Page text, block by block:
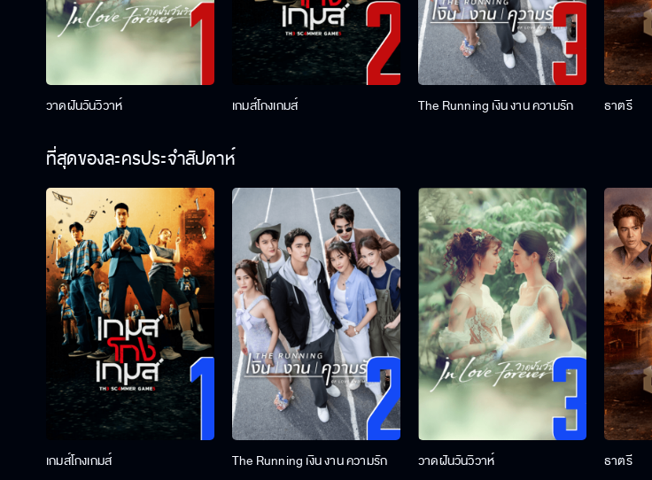
วาดฝันวันวิวาห์ เกมส์โกงเกมส์ The Running เงิน งาน ความรัก ธาตรี
ที่สุดของละครประจำสัปดาห์
เกมส์โกงเกมส์ The Running เงิน งาน ความรัก วาดฝันวันวิวาห์ ธาตรี